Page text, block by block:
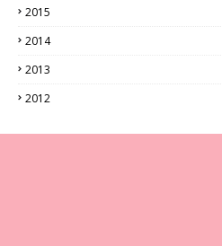
2015
2014
2013
2012